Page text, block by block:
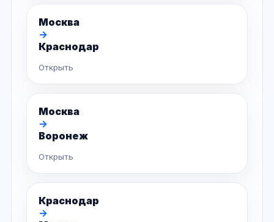
Москва
→
Краснодар
Открыть
Москва
→
Воронеж
Открыть
Краснодар
→